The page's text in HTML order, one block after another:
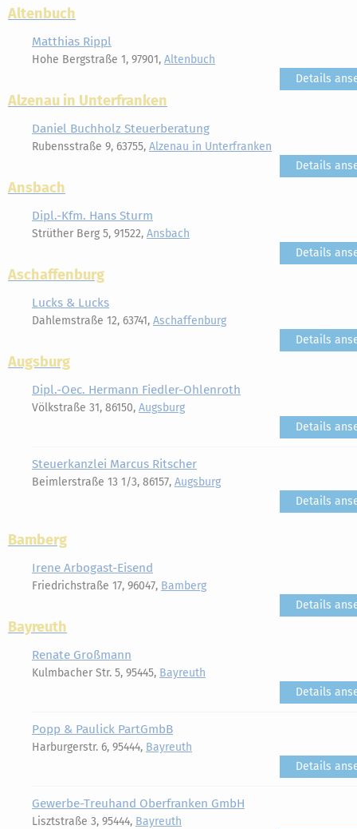
Altenbuch
Matthias Rippl
Hohe Bergstraße 1, 97901, Altenbuch
Details
Alzenau in Unterfranken
Daniel Buchholz Steuerberatung
Rubensstraße 9, 63755, Alzenau in Unterfranken
Details
Ansbach
Dipl.-Kfm. Hans Sturm
Strüther Berg 5, 91522, Ansbach
Details
Aschaffenburg
Lucks & Lucks
Dahlemstraße 12, 63741, Aschaffenburg
Details
Augsburg
Dipl.-Oec. Hermann Fiedler-Ohlenroth
Völkstraße 31, 86150, Augsburg
Details
Steuerkanzlei Marcus Ritscher
Beimlerstraße 13 1/3, 86157, Augsburg
Details
Bamberg
Irene Arbogast-Eisend
Friedrichstraße 17, 96047, Bamberg
Details
Bayreuth
Renate Großmann
Kulmbacher Str. 5, 95445, Bayreuth
Details
Popp & Paulick PartGmbB
Harburgerstr. 6, 95444, Bayreuth
Details
Gewerbe-Treuhand Oberfranken GmbH
Lisztstraße 3, 95444, Bayreuth